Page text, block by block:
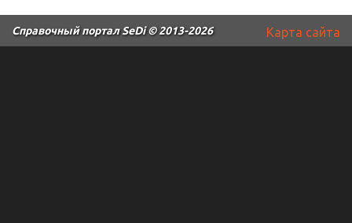
Карта сайта
Справочный портал SeDi© 2013-2026